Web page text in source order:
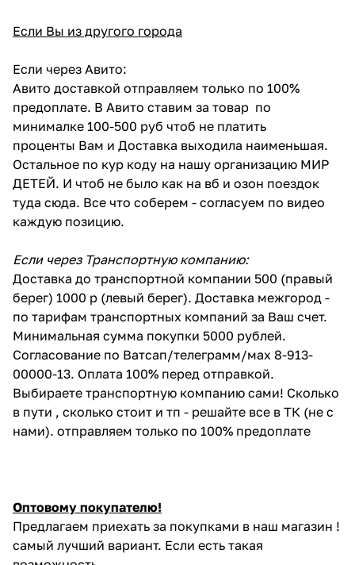
Если Вы из другого города
Если через Авито:
Авито доставкой отправляем только по 100%
предоплате. В Авито ставим за товар по
минималке 100-500 руб чтоб не платить
проценты Вам и Доставка выходила наименьшая.
Остальное по кур коду на нашу организацию МИР
ДЕТЕЙ. И чтоб не было как на вб и озон поездок
туда сюда. Все что соберем - согласуем по видео
каждую позицию.
Если через Транспортную компанию:
Доставка до транспортной компании 500 (правый
берег) 1000 р (левый берег). Доставка межгород -
по тарифам транспортных компаний за Ваш счет.
Минимальная сумма покупки 5000 рублей.
Согласование по Ватсап/телеграмм/мах 8-913-
00000-13. Оплата 100% перед отправкой.
Выбираете транспортную компанию сами! Сколько
в пути , сколько стоит и тп - решайте все в ТК (не с
нами). отправляем только по 100% предоплате
Оптовому покупателю!
Предлагаем приехать за покупками в наш магазин !
самый лучший вариант. Если есть такая